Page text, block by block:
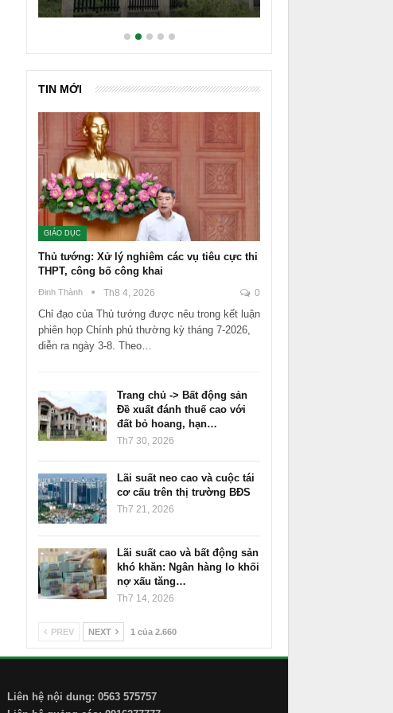
TIN MỚI
GIÁO DỤC
Thủ tướng: Xử lý nghiêm các vụ tiêu cực thi
THPT, công bố công khai
Đinh Thành Th8 4, 2026 0
Chỉ đạo của Thủ tướng được nêu trong kết luận
phiên họp Chính phủ thường kỳ tháng 7-2026,
diễn ra ngày 3-8. Theo…
Trang chủ -> Bất động sản
Đề xuất đánh thuế cao với
đất bỏ hoang, hạn…
Th7 30, 2026
Lãi suất neo cao và cuộc tái
cơ cấu trên thị trường BĐS
Th7 21, 2026
Lãi suất cao và bất động sản
khó khăn: Ngân hàng lo khối
nợ xấu tăng…
Th7 14, 2026
PREV NEXT 1 của 2.660
Liên hệ nội dung: 0563 575757